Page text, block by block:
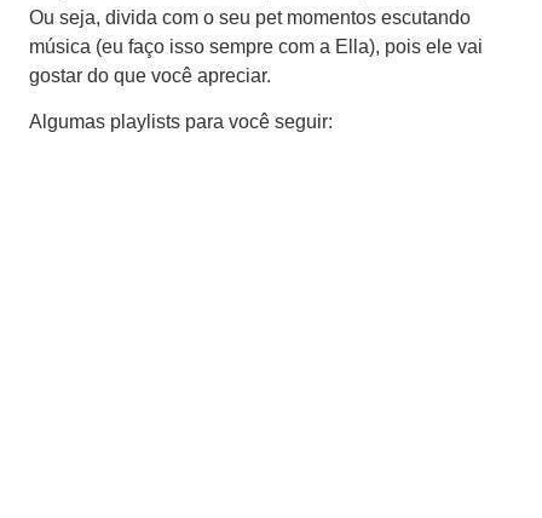
Ou seja, divida com o seu pet momentos escutando
música (eu faço isso sempre com a Ella), pois ele vai
gostar do que você apreciar.
Algumas playlists para você seguir: